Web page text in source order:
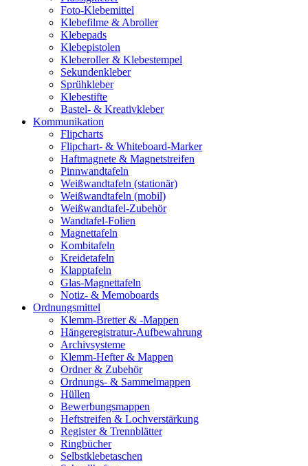
Foto-Klebemittel
Klebefilme & Abroller
Klebepads
Klebepistolen
Kleberoller & Klebestempel
Sekundenkleber
Sprühkleber
Klebestifte
Bastel- & Kreativkleber
Kommunikation
Flipcharts
Flipchart- & Whiteboard-Marker
Haftmagnete & Magnetstreifen
Pinnwandtafeln
Weißwandtafeln (stationär)
Weißwandtafeln (mobil)
Weißwandtafel-Zubehör
Wandtafel-Folien
Magnettafeln
Kombitafeln
Kreidetafeln
Klapptafeln
Glas-Magnettafeln
Notiz- & Memoboards
Ordnungsmittel
Klemm-Bretter & -Mappen
Hängeregistratur-Aufbewahrung
Archivsysteme
Klemm-Hefter & Mappen
Ordner & Zubehör
Ordnungs- & Sammelmappen
Hüllen
Bewerbungsmappen
Heftstreifen & Lochverstärkung
Register & Trennblätter
Ringbücher
Selbstklebetaschen